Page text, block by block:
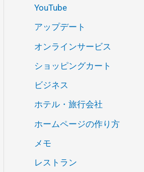
YouTube
アップデート
オンラインサービス
ショッピングカート
ビジネス
ホテル・旅行会社
ホームページの作り方
メモ
レストラン